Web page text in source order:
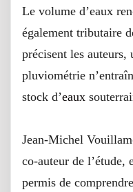
Le volume d’eaux
également tributaire
précisent les
pluviométrie
stock d’eaux
Jean-Michel
co-auteur de l’étude,
permis de